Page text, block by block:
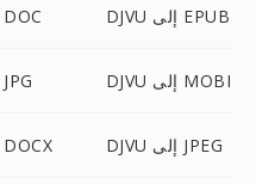
DJVU إلى DOC DJVU إلى EPUB
DJVU إلى JPG DJVU إلى MOBI
DJVU إلى DOCX DJVU إلى JPEG